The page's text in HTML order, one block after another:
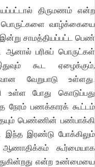
திருமணம் என்ற
வாழ்க்கையை
சாமத்தியப்பட்ட பெண்
பரிசுப் பொருட்கள்
கூட ஏழைக்கும்,
வேறுபாடு உள்ளது.
உள்ள போது கொடுப்பது
நேரம் பணக்காரக் கூட்டம்
பெண்ணின் பண்பாக்கி
இந்த இரண்டு போக்கிலும்
ஆணாதிக்கம் கூர்மையாக
என்ற உண்மையை